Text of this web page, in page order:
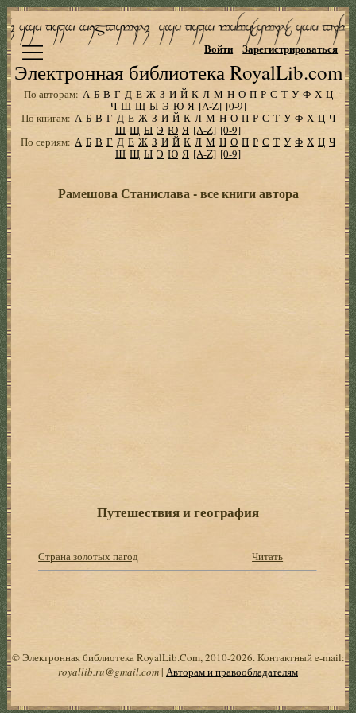
Электронная библиотека RoyalLib.com
Войти Зарегистрироваться
По авторам: А Б В Г Д Е Ж З И Й К Л М Н О П Р С Т У Ф Х Ц
Ч Ш Щ Ы Э Ю Я [A-Z] [0-9]
По книгам: А Б В Г Д Е Ж З И Й К Л М Н О П Р С Т У Ф Х Ц Ч
Ш Щ Ы Э Ю Я [A-Z] [0-9]
По сериям: А Б В Г Д Е Ж З И Й К Л М Н О П Р С Т У Ф Х Ц Ч
Ш Щ Ы Э Ю Я [A-Z] [0-9]
Рамешова Станислава - все книги автора
Путешествия и география
Страна золотых пагод Читать
© Электронная библиотека RoyalLib.Com, 2010-2026. Контактный e-mail:
royallib.ru@gmail.com| Авторам и правообладателям